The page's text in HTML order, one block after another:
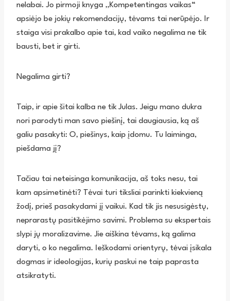
nelabai. Jo pirmoji knyga „Kompetentingas vaikas“
apsiėjo be jokių rekomendacijų, tėvams tai nerūpėjo. Ir
staiga visi prakalbo apie tai, kad vaiko negalima ne tik
bausti, bet ir girti.
Negalima girti?
Taip, ir apie šitai kalba ne tik Julas. Jeigu mano dukra
nori parodyti man savo piešinį, tai daugiausia, ką aš
galiu pasakyti: O, piešinys, kaip įdomu. Tu laiminga,
piešdama jį?
Tačiau tai neteisinga komunikacija, aš toks nesu, tai
kam apsimetinėti? Tėvai turi tiksliai parinkti kiekvieną
žodį, prieš pasakydami jį vaikui. Kad tik jis nesusigėstų,
neprarastų pasitikėjimo savimi. Problema su ekspertais
slypi jų moralizavime. Jie aiškina tėvams, ką galima
daryti, o ko negalima. Ieškodami orientyrų, tėvai įsikala
dogmas ir ideologijas, kurių paskui ne taip paprasta
atsikratyti.